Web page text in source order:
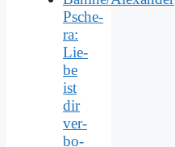
Psche­
ra:
Lie­
be
ist
dir
ver­
bo­